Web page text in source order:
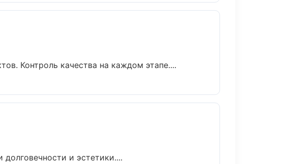
Контроль качества на каждом этапе....
и эстетики....